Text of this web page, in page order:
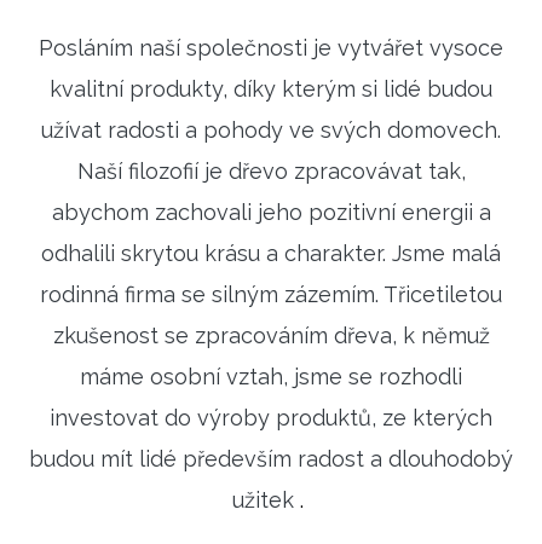
Posláním naší společnosti je vytvářet vysoce
kvalitní produkty, díky kterým si lidé budou
užívat radosti a pohody ve svých domovech.
Naší filozofií je dřevo zpracovávat tak,
abychom zachovali jeho pozitivní energii a
odhalili skrytou krásu a charakter. Jsme malá
rodinná firma se silným zázemím. Třicetiletou
zkušenost se zpracováním dřeva, k němuž
máme osobní vztah, jsme se rozhodli
investovat do výroby produktů, ze kterých
budou mít lidé především radost a dlouhodobý
užitek .